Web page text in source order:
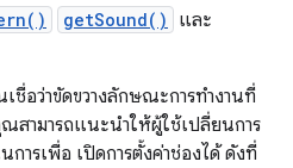
getSound() และ
ชื่อว่าขัดขวางลักษณะการทำงานที่
ามารถแนะนำให้ผู้ใช้เปลี่ยนการ
การเพื่อ เปิดการตั้งค่าช่องได้ ดังที่